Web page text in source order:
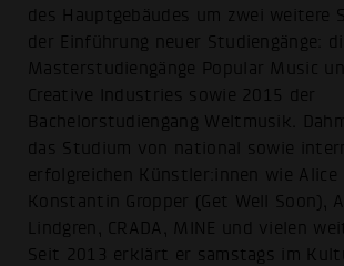
des Hauptgebäudes um zwei weitere
der Einführung neuer Studiengänge:
Masterstudiengänge Popular Music
Creative Industries sowie 2015 der
Bachelorstudiengang Weltmusik.
das Studium von national sowie
erfolgreichen Künstler:innen wie Alice
Konstantin Gropper (Get Well Soon),
Lindgren, CRADA, MINE und vielen
Seit 2013 erklärt er samstags im